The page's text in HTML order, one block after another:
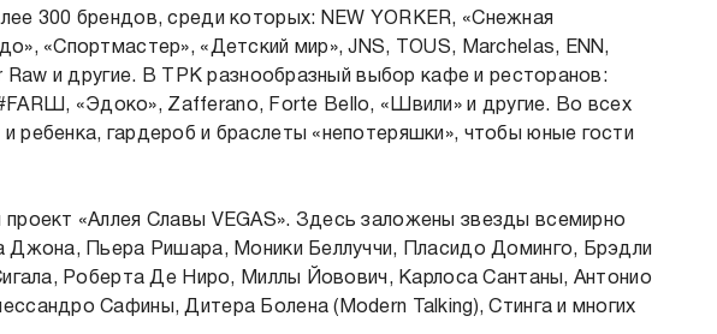
300 брендов, среди которых: NEW YORKER, «Снежная
«Спортмастер», «Детский мир», JNS, TOUS, Marchelas, ENN,
и другие. В ТРК разнообразный выбор кафе и ресторанов:
«Эдоко», Zafferano, Forte Bello, «Швили» и другие. Во всех
ребенка, гардероб и браслеты «непотеряшки», чтобы юные гости
проект «Аллея Славы VEGAS». Здесь заложены звезды всемирно
Джона, Пьера Ришара, Моники Беллуччи, Пласидо Доминго, Брэдли
Роберта Де Ниро, Миллы Йовович, Карлоса Сантаны, Антонио
Сафины, Дитера Болена (Modern Talking), Стинга и многих